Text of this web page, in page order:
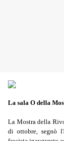
La sala O della
La Mostra della
di ottobre, segnò